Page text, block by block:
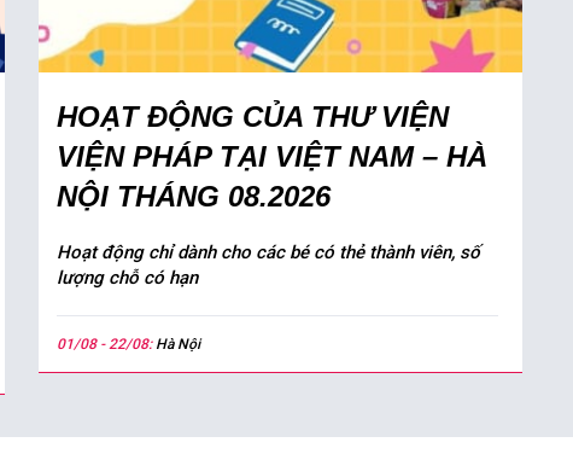
HOẠT ĐỘNG CỦA THƯ VIỆN
VIỆN PHÁP TẠI VIỆT NAM – HÀ
NỘI THÁNG 08.2026
Hoạt động chỉ dành cho các bé có thẻ thành viên, số
lượng chỗ có hạn
01/08 - 22/08: Hà Nội